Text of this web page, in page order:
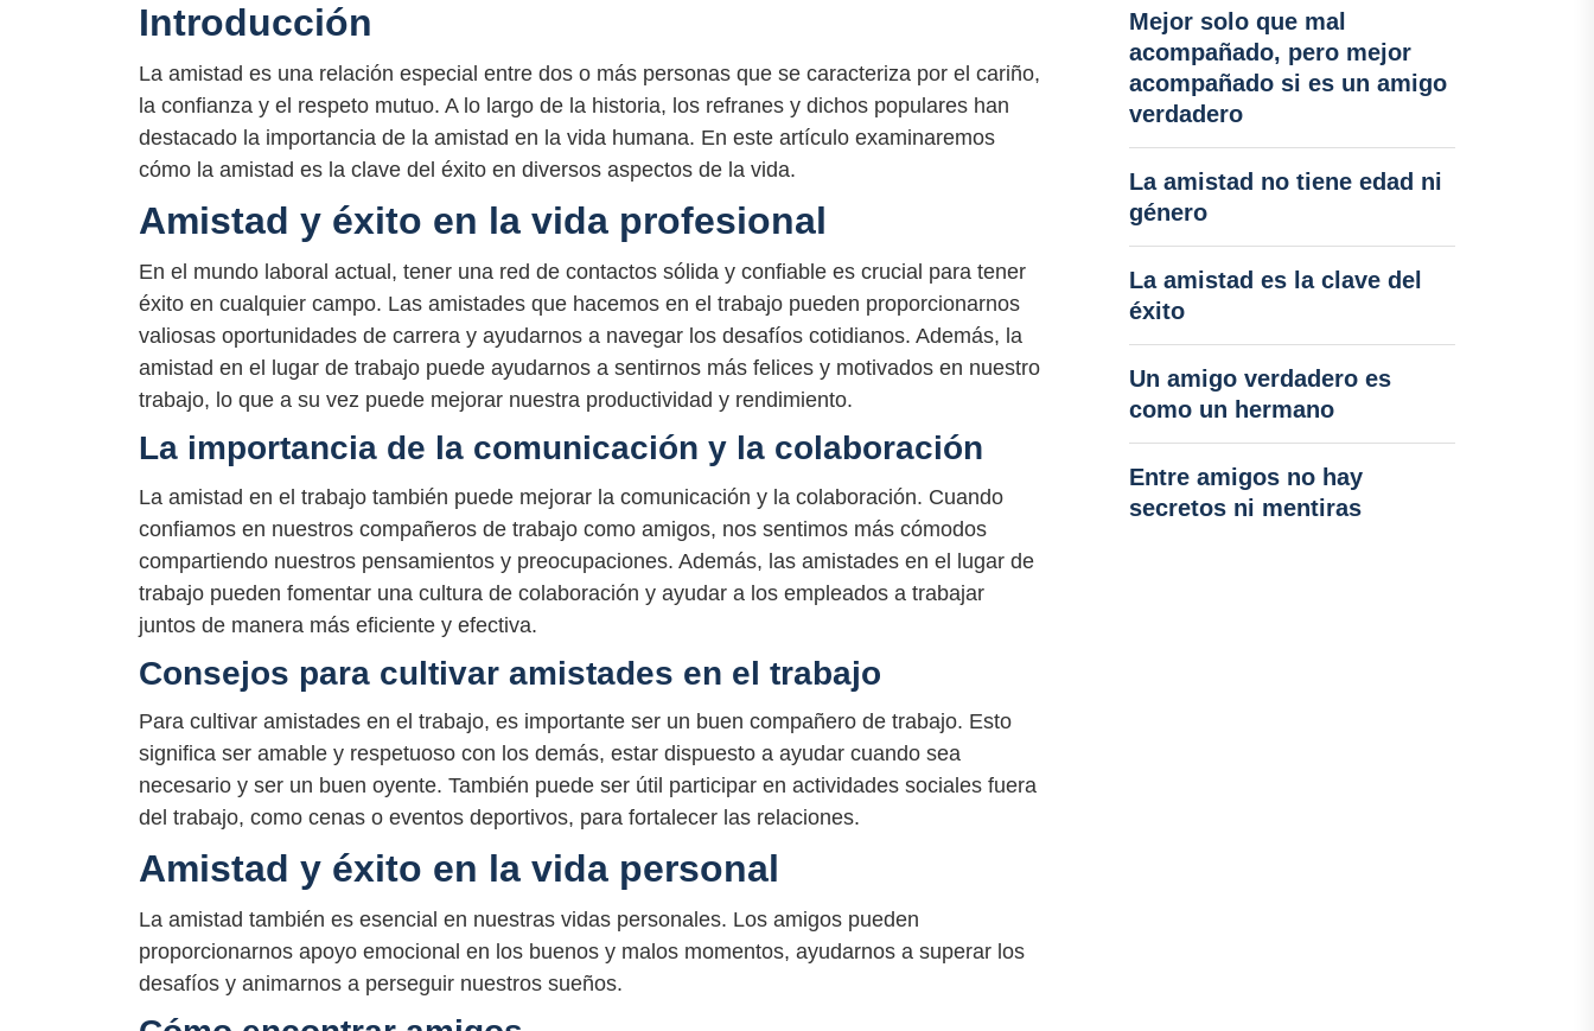
Introducción
La amistad es una relación especial entre dos o más personas que se caracteriza por el cariño,
la confianza y el respeto mutuo. A lo largo de la historia, los refranes y dichos populares han
destacado la importancia de la amistad en la vida humana. En este artículo examinaremos
cómo la amistad es la clave del éxito en diversos aspectos de la vida.
Amistad y éxito en la vida profesional
En el mundo laboral actual, tener una red de contactos sólida y confiable es crucial para tener
éxito en cualquier campo. Las amistades que hacemos en el trabajo pueden proporcionarnos
valiosas oportunidades de carrera y ayudarnos a navegar los desafíos cotidianos. Además, la
amistad en el lugar de trabajo puede ayudarnos a sentirnos más felices y motivados en nuestro
trabajo, lo que a su vez puede mejorar nuestra productividad y rendimiento.
La importancia de la comunicación y la colaboración
La amistad en el trabajo también puede mejorar la comunicación y la colaboración. Cuando
confiamos en nuestros compañeros de trabajo como amigos, nos sentimos más cómodos
compartiendo nuestros pensamientos y preocupaciones. Además, las amistades en el lugar de
trabajo pueden fomentar una cultura de colaboración y ayudar a los empleados a trabajar
juntos de manera más eficiente y efectiva.
Consejos para cultivar amistades en el trabajo
Para cultivar amistades en el trabajo, es importante ser un buen compañero de trabajo. Esto
significa ser amable y respetuoso con los demás, estar dispuesto a ayudar cuando sea
necesario y ser un buen oyente. También puede ser útil participar en actividades sociales fuera
del trabajo, como cenas o eventos deportivos, para fortalecer las relaciones.
Amistad y éxito en la vida personal
La amistad también es esencial en nuestras vidas personales. Los amigos pueden
proporcionarnos apoyo emocional en los buenos y malos momentos, ayudarnos a superar los
desafíos y animarnos a perseguir nuestros sueños.
Mejor solo que mal
acompañado, pero mejor
acompañado si es un amigo
verdadero
La amistad no tiene edad ni
género
La amistad es la clave del
éxito
Un amigo verdadero es
como un hermano
Entre amigos no hay
secretos ni mentiras